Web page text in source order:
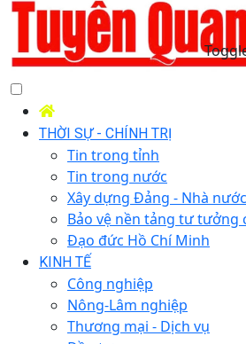
THỜI SỰ - CHÍNH TRỊ
Tin trong tỉnh
Tin trong nước
Xây dựng Đảng - Nhà
Bảo vệ nền tảng tư tưởng
Đạo đức Hồ Chí Minh
KINH TẾ
Công nghiệp
Nông-Lâm nghiệp
Thương mại - Dịch vụ